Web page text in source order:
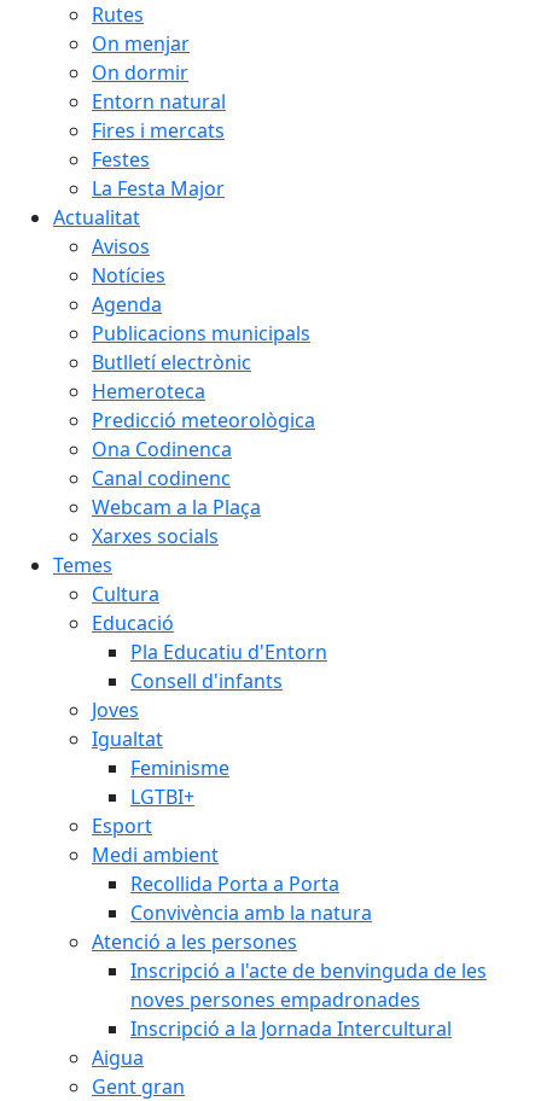
Rutes
On menjar
On dormir
Entorn natural
Fires i mercats
Festes
La Festa Major
Actualitat
Avisos
Notícies
Agenda
Publicacions municipals
Butlletí electrònic
Hemeroteca
Predicció meteorològica
Ona Codinenca
Canal codinenc
Webcam a la Plaça
Xarxes socials
Temes
Cultura
Educació
Pla Educatiu d'Entorn
Consell d'infants
Joves
Igualtat
Feminisme
LGTBI+
Esport
Medi ambient
Recollida Porta a Porta
Convivència amb la natura
Atenció a les persones
Inscripció a l'acte de benvinguda de les
noves persones empadronades
Inscripció a la Jornada Intercultural
Aigua
Gent gran